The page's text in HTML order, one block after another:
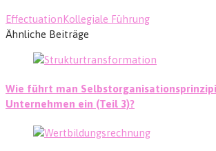
EffectuationKollegiale Führung
Ähnliche Beiträge
Wie führt man
Unternehmen ein (Teil 3)?